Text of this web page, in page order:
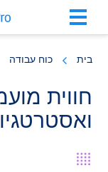
בית כוח עבודה
חווית